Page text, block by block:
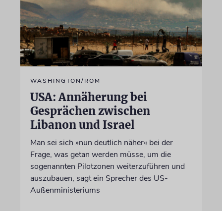
WASHINGTON/ROM
USA: Annäherung bei
Gesprächen zwischen
Libanon und Israel
Man sei sich »nun deutlich näher« bei der
Frage, was getan werden müsse, um die
sogenannten Pilotzonen weiterzuführen und
auszubauen, sagt ein Sprecher des US-
Außenministeriums